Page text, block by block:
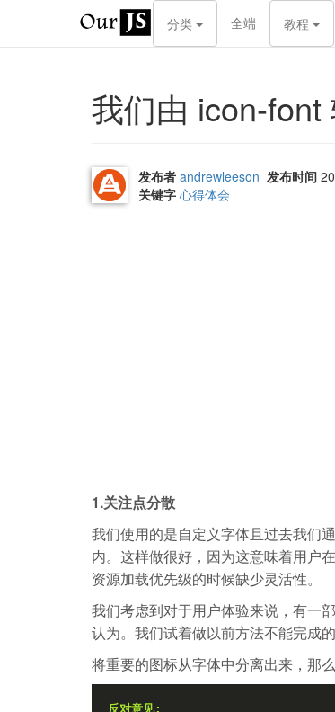
分类 全端 教程
我们由 icon-font
发布者 andrewleeson 发布时间
关键字 心得体会
1.关注点分散
我们使用的是自定义字体且过去我们
内。这样做很好，因为这意味着用户
资源加载优先级的时候缺少灵活性。
我们考虑到对于用户体验来说，有一
认为。我们试着做以前方法不能完成
将重要的图标从字体中分离出来，那
反对意见: